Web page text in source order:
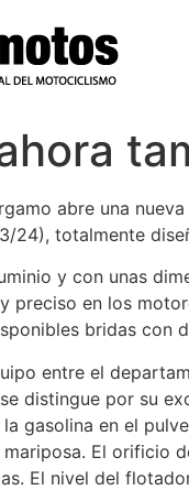
abre una
24), totalmente
y con unas
preciso en los
bridas con
entre el
distingue por su
gasolina en el
El orificio
El nivel del